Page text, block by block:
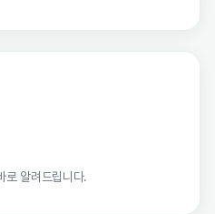
로 알려드립니다.